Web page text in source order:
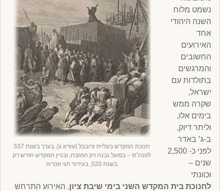
חנוכת המקדש בעליית זרובבל (עזרא ג), בערך בשנת 537
לפנה”ס – בפועל נבנה רק המזבח, ובניין המקדש חודש רק
בשנת 520, בעידוד חגי וזכריה
נשמט מלוח
השנה היהודי
אחד
האירועים
החשובים
והמרגשים
בתולדות עם
ישראל,
שקרה ממש
בימים אלו,
וליתר דיוק,
ב-ג’ באדר
לפני כ- 2,500
שנים –
וכוונתי
לחנוכת בית המקדש השני בימי שיבת ציון. האירוע התרחש